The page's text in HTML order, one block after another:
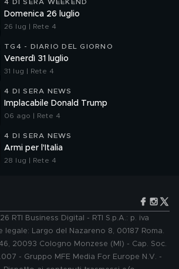
4 DI SERA WEEKEND
Domenica 26 luglio
26 lug | Rete 4
TG4 - DIARIO DEL GIORNO
Venerdì 31 luglio
31 lug | Rete 4
4 DI SERA NEWS
Implacabile Donald Trump
06 ago | Rete 4
4 DI SERA NEWS
Armi per l'Italia
28 lug | Rete 4
RTI Business Digital - RTI S.p.A.: p. iva
legale: Largo del Nazareno 8, 00187 Roma.
20093 Cologno Monzese (MI) - Cap. Soc.
- Gruppo MFE Media For Europe N.V. -